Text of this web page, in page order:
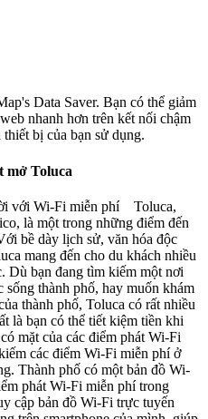
Data Saver. Bạn có thể giảm
nhanh hơn trên kết nối chậm
bị của bạn sử dụng.
mở Toluca
với Wi-Fi miễn phí Toluca,
là một trong những điểm đến
bề dày lịch sử, văn hóa độc
mang đến cho du khách nhiều
Dù bạn đang tìm kiếm một nơi
thành phố, hay muốn khám
thành phố, Toluca có rất nhiều
là bạn có thể tiết kiệm tiền khi
mặt của các điểm phát Wi-Fi
các điểm Wi-Fi miễn phí ở
Thành phố có một bản đồ Wi-
phát Wi-Fi miễn phí trong
cập bản đồ Wi-Fi trực tuyến